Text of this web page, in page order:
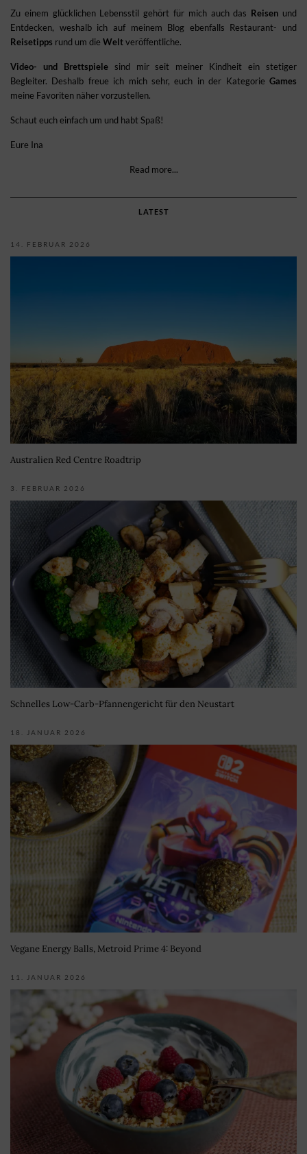
Zu einem glücklichen Lebensstil gehört für mich auch das Reisen und
Entdecken, weshalb ich auf meinem Blog ebenfalls Restaurant- und
Reisetipps rund um die Weltveröffentliche.
Video- und Brettspielesind mir seit meiner Kindheit ein stetiger
Begleiter. Deshalb freue ich mich sehr, euch in der Kategorie Games
meine Favoriten näher vorzustellen.
Schaut euch einfach um und habt Spaß!
Eure Ina
Read more...
LATEST
14. FEBRUAR 2026
Australien Red Centre Roadtrip
3. FEBRUAR 2026
Schnelles Low-Carb-Pfannengericht für den Neustart
18. JANUAR 2026
Vegane Energy Balls, Metroid Prime 4: Beyond
11. JANUAR 2026